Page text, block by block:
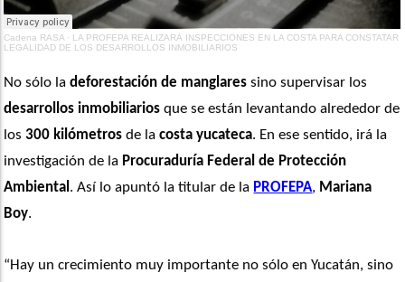
Cadena RASA · LA PROFEPA REALIZARÁ INSPECCIONES EN LA COSTA PARA CONSTATAR
LEGALIDAD DE LOS DESARROLLOS INMOBILIARIOS
No sólo la deforestación de manglares
desarrollos inmobiliarios que se están levantando alrededor de
los 300 kilómetros de la costa yucateca. En ese sentido, irá la
investigación de la Procuraduría Federal de Protección
Ambiental . Así lo apuntó la titular de la PROFEPA, Mariana
Boy.
“Hay un crecimiento muy importante no sólo en Yucatán, sino